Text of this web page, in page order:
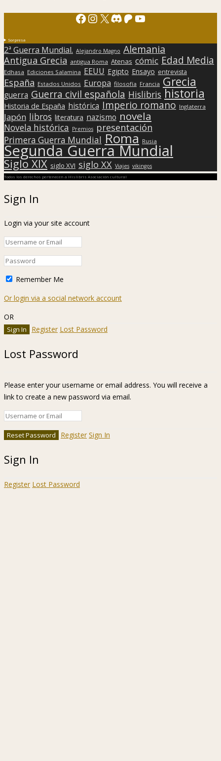
Facebook
Instagram
X Discord
Patreon
YouTube
Sorpresa
2ª Guerra Mundial. Alejandro Magno Alemania
Antigua Grecia antigua Roma Atenas cómic Edad Media
Edhasa Ediciones Salamina EEUU Egipto Ensayo entrevista
España Estados Unidos Europa filosofía Francia Grecia
guerra Guerra civil española Hislibris historia
Historia de España histórica Imperio romano Inglaterra
Japón libros literatura nazismo novela
Novela histórica Premios presentación
Primera Guerra Mundial Roma Rusia
Segunda Guerra Mundial
Siglo XIX siglo XVI siglo XX Viajes vikingos
Todos los derechos pertenecen a Hislibris Asociación cultural
Sign In
Login via your site account
Remember Me
Or login via a social network account
OR
Register Lost Password
Lost Password
Please enter your username or email address. You will receive a
link to create a new password via email.
Register Sign In
Sign In
Register Lost Password